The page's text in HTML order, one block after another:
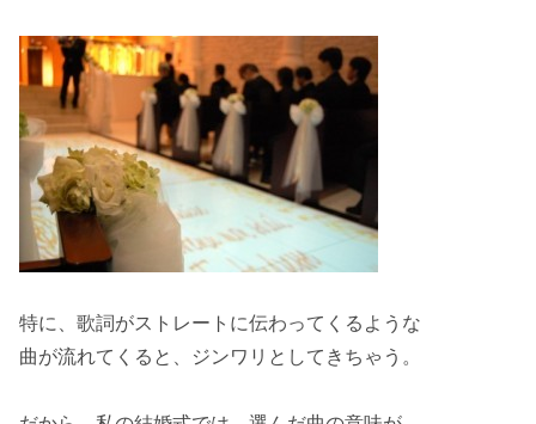
特に、 歌詞がストレートに伝わってくるような
曲が流れてくると、
ジンワリ としてきちゃう。